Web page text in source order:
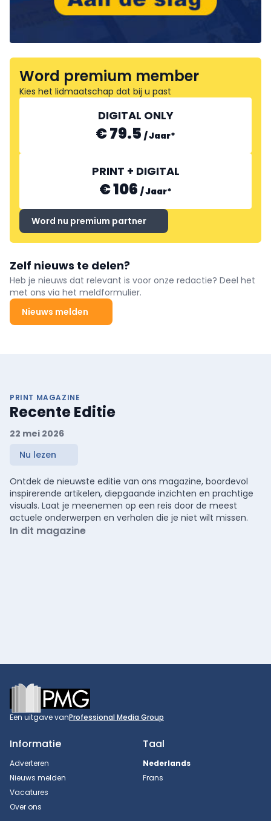
Word premium member
Kies het lidmaatschap dat bij u past
DIGITAL ONLY
€ 79.5 /Jaar*
PRINT + DIGITAL
€ 106 /Jaar*
Word nu premium partner
Zelf nieuws te delen?
Heb je nieuws dat relevant is voor onze redactie? Deel het
met ons via het meldformulier.
Nieuws melden
PRINT MAGAZINE
Recente Editie
22 mei 2026
Nu lezen
Ontdek de nieuwste editie van ons magazine, boordevol
inspirerende artikelen, diepgaande inzichten en prachtige
visuals. Laat je meenemen op een reis door de meest
actuele onderwerpen en verhalen die je niet wilt missen.
In dit magazine
Footer
Een uitgave vanProfessional Media Group
Informatie
Adverteren
Nieuws melden
Vacatures
Over ons
Taal
Nederlands
Frans